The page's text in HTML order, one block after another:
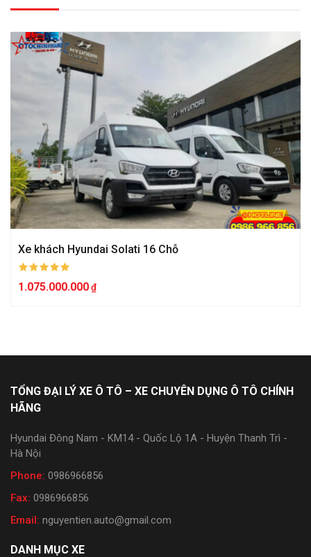
Xe khách Hyundai Solati 16 Chỗ
1.075.000.000
TỔNG ĐẠI LÝ XE Ô TÔ – XE CHUYÊN DỤNG Ô TÔ CHÍNH
HÃNG
Hyundai Đông Nam - KM14 - Quốc Lộ 1A - Huyện Thanh Trì -
Hà Nội
Phone: 0986966856
Fax: 0986966856
Email: nguyentien.auto@gmail.com
DANH MỤC XE